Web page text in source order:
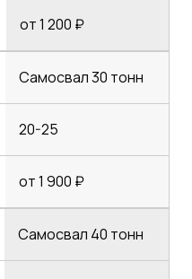
от 1 200 ₽
Самосвал 30 тонн
20-25
от 1 900 ₽
Самосвал 40 тонн